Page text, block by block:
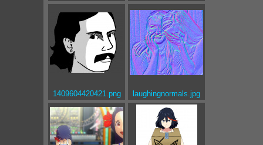
1409604420421.png laughingnormals.jpg